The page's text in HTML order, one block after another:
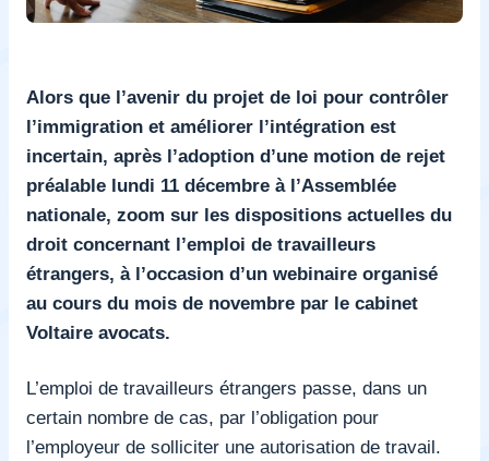
Alors que l’avenir du projet de loi pour contrôler
l’immigration et améliorer l’intégration est
incertain, après l’adoption d’une motion de rejet
préalable lundi 11 décembre à l’Assemblée
nationale, zoom sur les dispositions actuelles du
droit concernant l’emploi de travailleurs
étrangers, à l’occasion d’un webinaire organisé
au cours du mois de novembre par le cabinet
Voltaire avocats.
L’emploi de travailleurs étrangers passe, dans un
certain nombre de cas, par l’obligation pour
l’employeur de solliciter une autorisation de travail.